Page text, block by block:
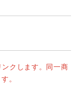
工業
クします。同一商
。